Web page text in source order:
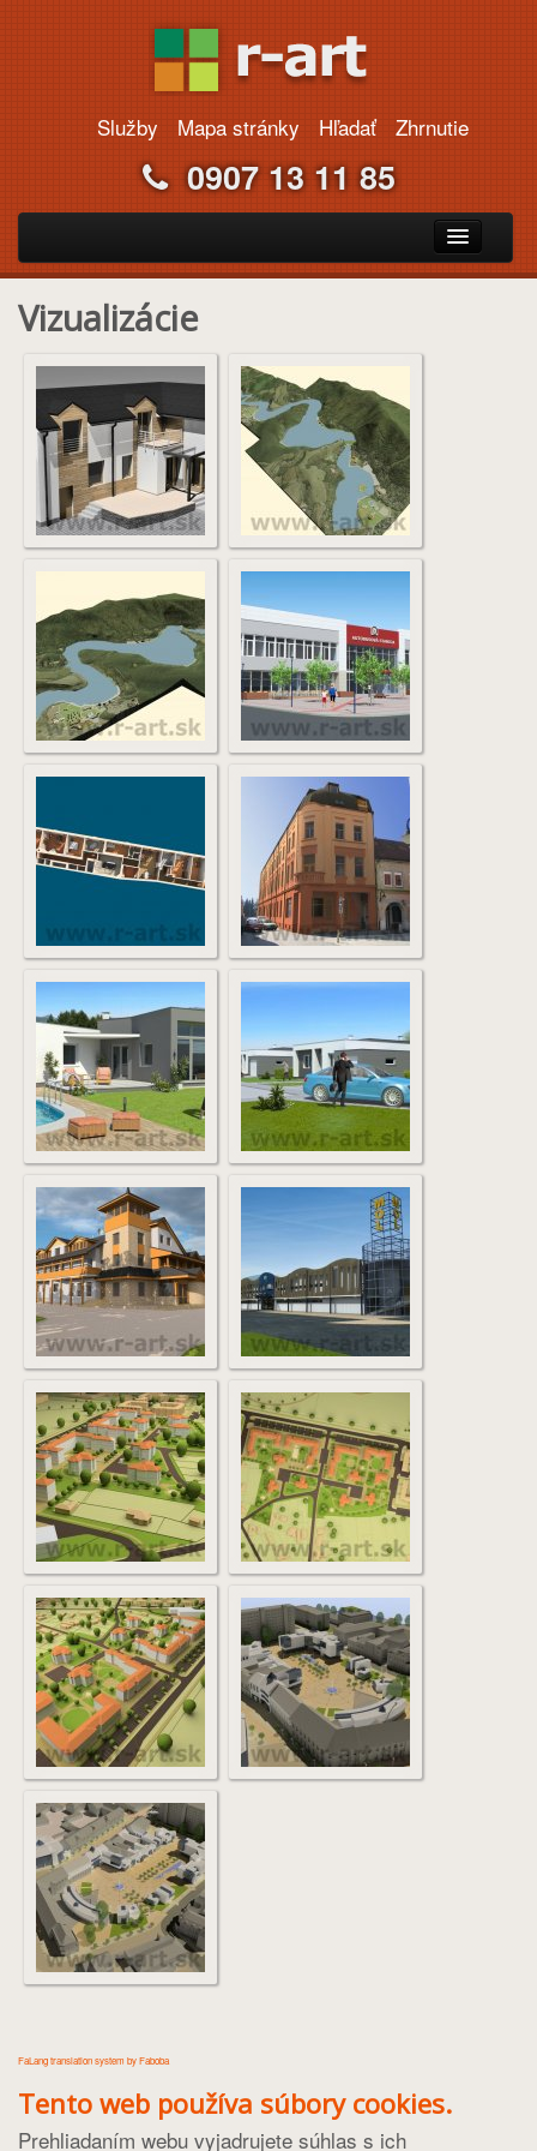
Služby Mapa stránky Hľadať Zhrnutie
0907 13 11 85
Portfólio
Projekty rodinných domov
Kontakt
Vizualizácie
FaLang translation system by Faboba
Tento web používa súbory cookies.
Prehliadaním webu vyjadrujete súhlas s ich